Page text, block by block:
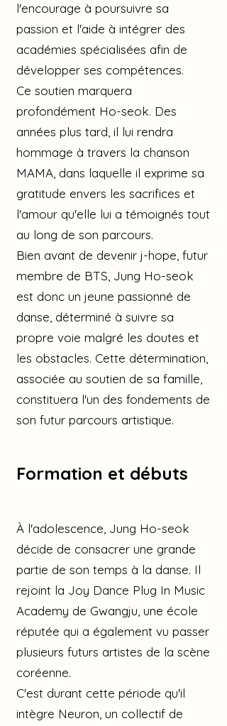
l'encourage à poursuivre sa
passion et l'aide à intégrer des
académies spécialisées afin de
développer ses compétences.
Ce soutien marquera
profondément Ho-seok. Des
années plus tard, il lui rendra
hommage à travers la chanson
MAMA, dans laquelle il exprime sa
gratitude envers les sacrifices et
l'amour qu'elle lui a témoignés tout
au long de son parcours.
Bien avant de devenir j-hope, futur
membre de BTS, Jung Ho-seok
est donc un jeune passionné de
danse, déterminé à suivre sa
propre voie malgré les doutes et
les obstacles. Cette détermination,
associée au soutien de sa famille,
constituera l'un des fondements de
son futur parcours artistique.
Formation et débuts
À l'adolescence, Jung Ho-seok
décide de consacrer une grande
partie de son temps à la danse. Il
rejoint la Joy Dance Plug In Music
Academy de Gwangju, une école
réputée qui a également vu passer
plusieurs futurs artistes de la scène
coréenne.
C'est durant cette période qu'il
intègre Neuron, un collectif de